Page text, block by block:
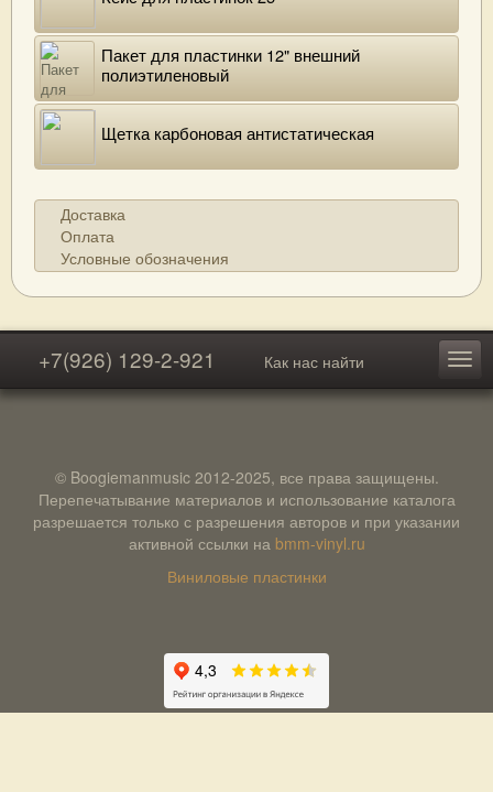
Пакет для пластинки 12" внешний
полиэтиленовый
Щетка карбоновая антистатическая
Доставка
Оплата
Условные обозначения
+7(926) 129-2-921 Как нас найти
© Boogiemanmusic 2012-2025, все права защищены.
Перепечатывание материалов и использование каталога
разрешается только с разрешения авторов и при указании
активной ссылки на bmm-vinyl.ru
Виниловые пластинки